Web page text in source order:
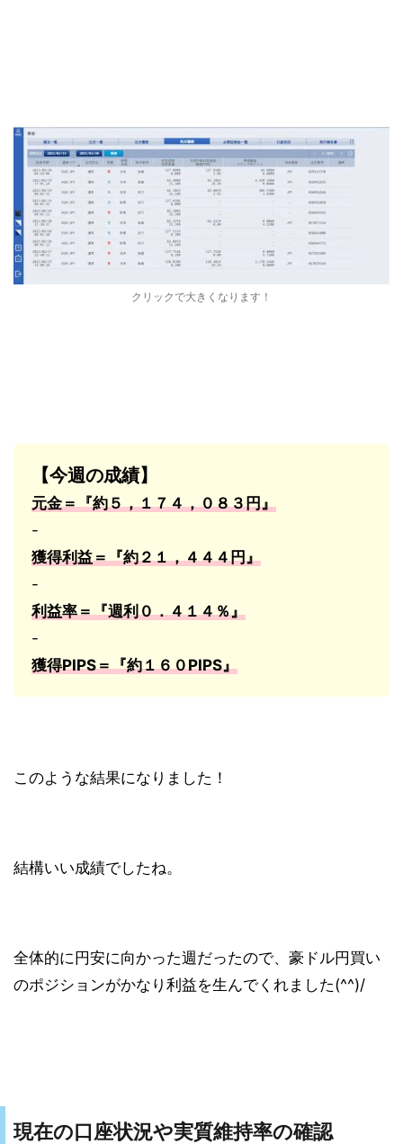
クリックで大きくなります！
【今週の成績】
元金＝『約５，１７４，０８３円』
-
獲得利益＝『約２１，４４４円』
-
利益率＝『週利０．４１４％』
-
獲得PIPS＝『約１６０PIPS』
このような結果になりました！
結構いい成績でしたね。
全体的に円安に向かった週だったので、豪ドル円買い
のポジションがかなり利益を生んでくれました(^^)/
現在の口座状況や実質維持率の確認